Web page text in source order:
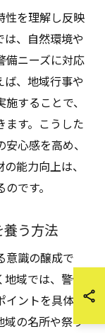
性を理解し反映
は、自然環境や
備ニーズに対応
ば、地域行事や
することで、
ます。こうした
心感を高め、
能力向上は、
です。
う方法
意識の醸成で
域では、警備
イントを具体的
域の名所や祭り